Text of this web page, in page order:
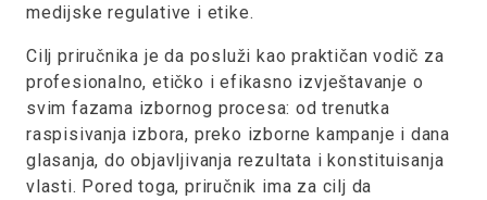
medijske regulative i etike.
Cilj priručnika je da posluži kao praktičan vodič za
profesionalno, etičko i efikasno izvještavanje o
svim fazama izbornog procesa: od trenutka
raspisivanja izbora, preko izborne kampanje i dana
glasanja, do objavljivanja rezultata i konstituisanja
vlasti. Pored toga, priručnik ima za cilj da